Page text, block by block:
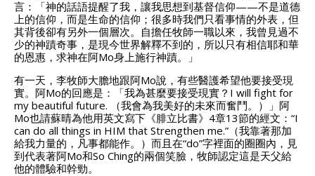
言：「神的話語提醒了我，讓我思想到基督信仰——不是道德
上的信仰，而是生命的信仰；很多時我們只看事情的外表，但
其背後卻有另外一個層次。自擔任牧師一職以來，我曾見過不
少的神蹟奇事，是現今世界解釋不到的，所以只有相信耶和華
的恩惠，求神在阿Mo身上施行神蹟。」
有一天，李牧師大膽地跟阿Mo說，有些醫護希望他要接受現
實。 阿Mo的回應是：「我為甚麼要接受現實？I will fight for
my beautiful future. （我會為我美好的未來而奮鬥。）」阿
Mo也請蘇晴為他用英文寫下《腓立比書》4章13節的經文：“I
can do all things in HIM that Strengthen me.”（我靠著那加
給我力量的，凡事都能作。）而且在“do”字裡面的圈圈內，見
到代表著阿Mo和So Ching的兩個笑臉，牧師認定這是天父給
他的體驗和幹勁。